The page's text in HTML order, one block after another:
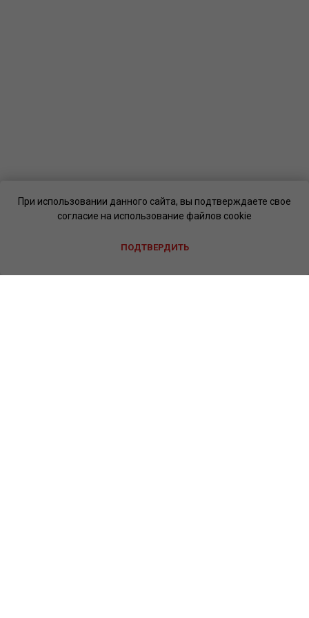
При использовании данного сайта, вы подтверждаете свое
согласие на использование файлов cookie
ПОДТВЕРДИТЬ